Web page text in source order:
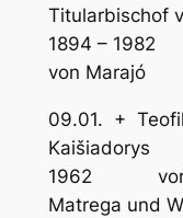
1894 –
von Marajó
09.01. +
1962
Matrega und